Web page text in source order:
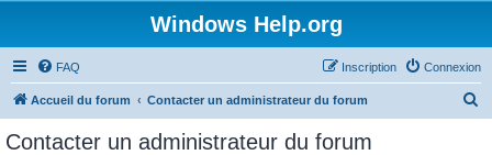
Windows Help.org
FAQ Connexion
Inscription
Accueil du forum Contacter un administrateur du forum
Contacter un administrateur du forum